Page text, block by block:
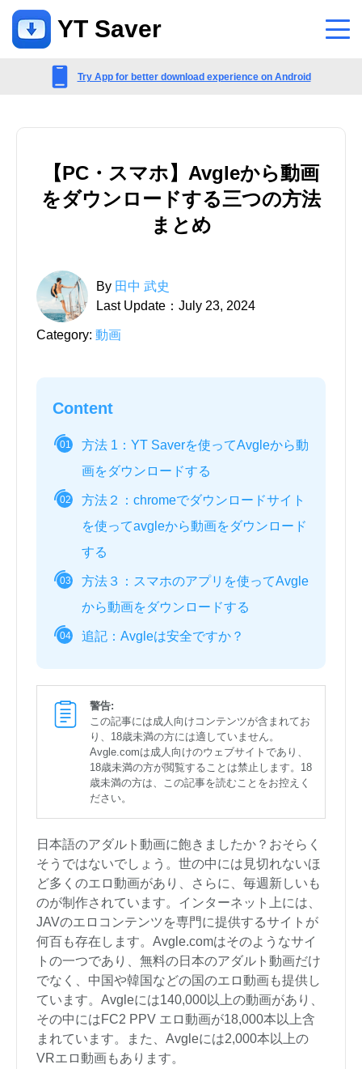
YT Saver
アカウント、支払い、製品などに関するよくある質問
販売前のお問い合わせ、オンラインサービスなど
Try App for better download experience on Android
【PC・スマホ】Avgleから動画
をダウンロードする三つの方法
まとめ
By 田中 武史
Last Update：July 23, 2024
Category: 動画
Content
01
方法 1：YT Saverを使ってAvgleから動
画をダウンロードする
02
方法２：chromeでダウンロードサイト
を使ってavgleから動画をダウンロード
する
03
方法３：スマホのアプリを使ってAvgle
から動画をダウンロードする
04 追記：Avgleは安全ですか？
警告:
この記事には成人向けコンテンツが含まれてお
り、18歳未満の方には適していません。
Avgle.comは成人向けのウェブサイトであり、
18歳未満の方が閲覧することは禁止します。18
歳未満の方は、この記事を読むことをお控えく
ださい。
日本語のアダルト動画に飽きましたか？おそらく
そうではないでしょう。世の中には見切れないほ
ど多くのエロ動画があり、さらに、毎週新しいも
のが制作されています。インターネット上には、
JAVのエロコンテンツを専門に提供するサイトが
何百も存在します。Avgle.comはそのようなサイ
トの一つであり、無料の日本のアダルト動画だけ
でなく、中国や韓国などの国のエロ動画も提供し
ています。Avgleには140,000以上の動画があり、
その中にはFC2 PPV エロ動画が18,000本以上含
まれています。また、Avgleには2,000本以上の
VRエロ動画もあります。